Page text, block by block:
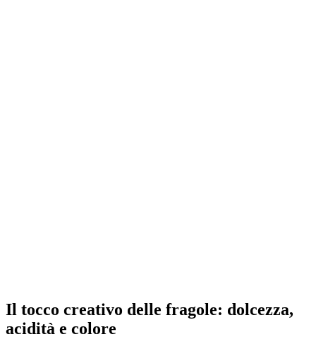
Il tocco creativo delle fragole: dolcezza,
acidità e colore